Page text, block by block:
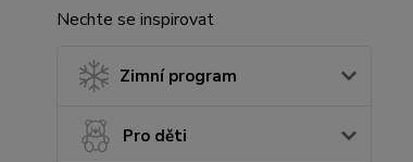
Nechte se inspirovat
Zimní program
Pro děti